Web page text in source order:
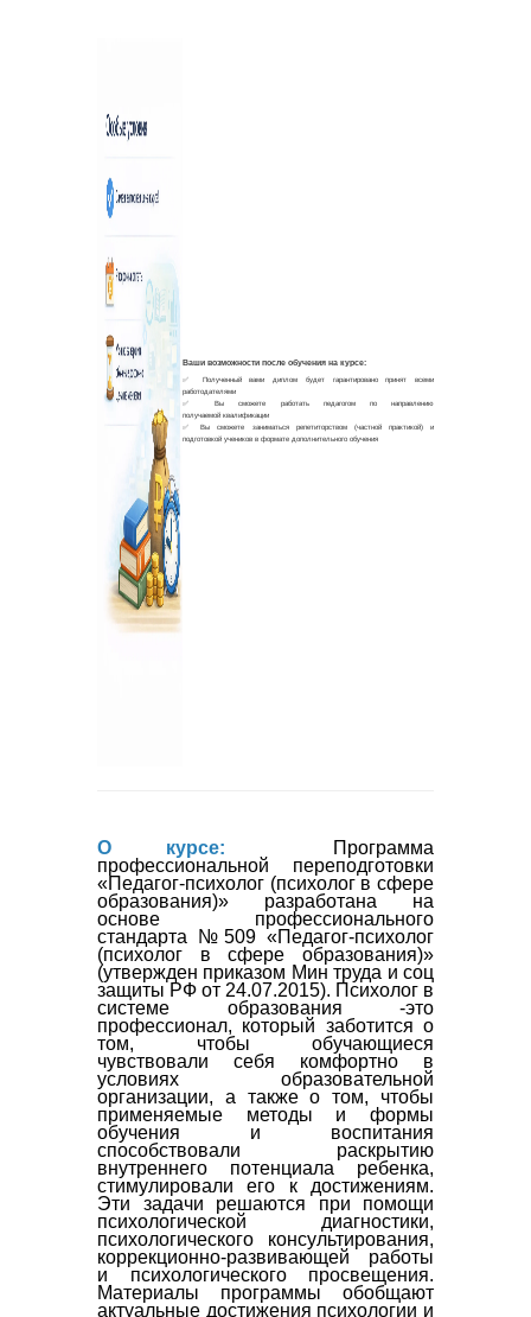
Продолжительность обучения:
месяцев обучения).
Требования к уровню
допускаются лица, имеющие
О курсе:
Программа
профессиональной переподготовки
«Педагог-психолог (психолог в сфере
образования)» разработана на
основе профессионального
стандарта №509 «Педагог-психолог
(психолог в сфере образования)»
(утвержден приказом Мин труда и соц
защиты РФ от 24.07.2015). Психолог в
системе образования -это
профессионал, который заботится о
том, чтобы обучающиеся
чувствовали себя комфортно в
условиях образовательной
организации, а также о том, чтобы
применяемые методы и формы
обучения и воспитания
способствовали раскрытию
внутреннего потенциала ребенка,
стимулировали его к достижениям.
Эти задачи решаются при помощи
психологической диагностики,
психологического консультирования,
коррекционно-развивающей работы
и психологического просвещения.
Материалы программы обобщают
актуальные достижения психологии и